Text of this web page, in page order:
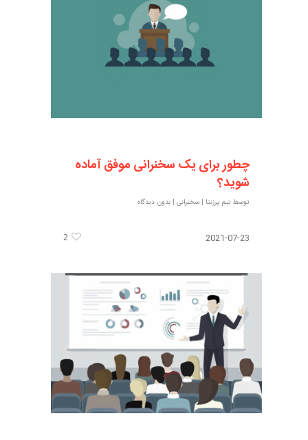
چطور برای یک سخنرانی موفق آماده
شوید؟
توسط تیم پرزنتا |سخنرانی |بدون دیدگاه
2021-07-23
2